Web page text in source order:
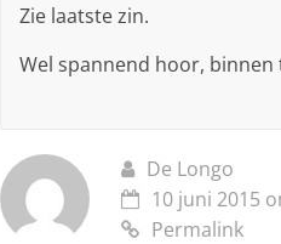
Zie laatste zin.
Wel spannend hoor, binnen
De Longo
10 juni 2015
Permalink